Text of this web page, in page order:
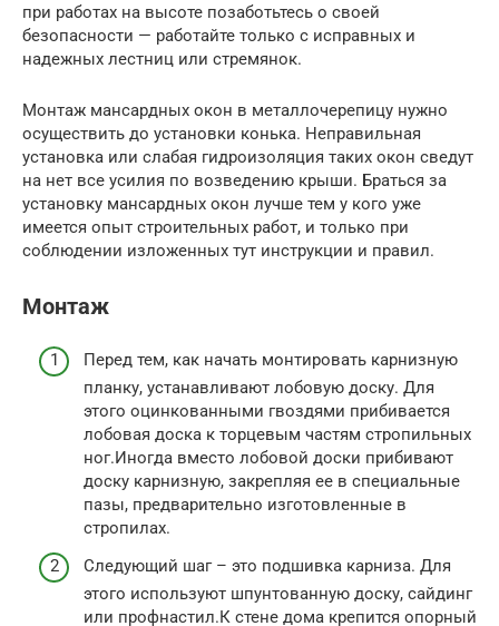
при работах на высоте позаботьтесь о своей
безопасности — работайте только с исправных и
надежных лестниц или стремянок.
Монтаж мансардных окон в металлочерепицу нужно
осуществить до установки конька. Неправильная
установка или слабая гидроизоляция таких окон сведут
на нет все усилия по возведению крыши. Браться за
установку мансардных окон лучше тем у кого уже
имеется опыт строительных работ, и только при
соблюдении изложенных тут инструкции и правил.
Монтаж
Перед тем, как начать монтировать карнизную
планку, устанавливают лобовую доску. Для
этого оцинкованными гвоздями прибивается
лобовая доска к торцевым частям стропильных
ног.Иногда вместо лобовой доски прибивают
доску карнизную, закрепляя ее в специальные
пазы, предварительно изготовленные в
стропилах.
Следующий шаг – это подшивка карниза. Для
этого используют шпунтованную доску, сайдинг
или профнастил.К стене дома крепится опорный